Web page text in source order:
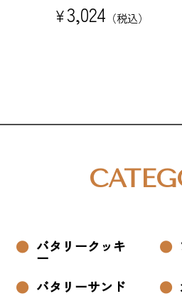
¥3,024 税込
バタリークッキ
ー
バタリーサンド